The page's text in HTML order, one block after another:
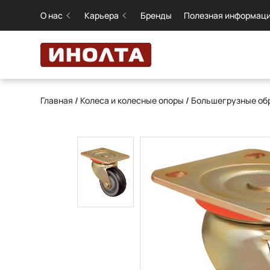
О нас Карьера Бренды Полезная
Главная / Колеса и колесные опоры / Большегрузные